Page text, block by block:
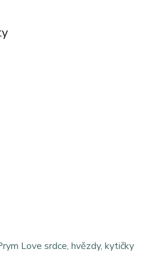
Love srdce, hvězdy, kytičky